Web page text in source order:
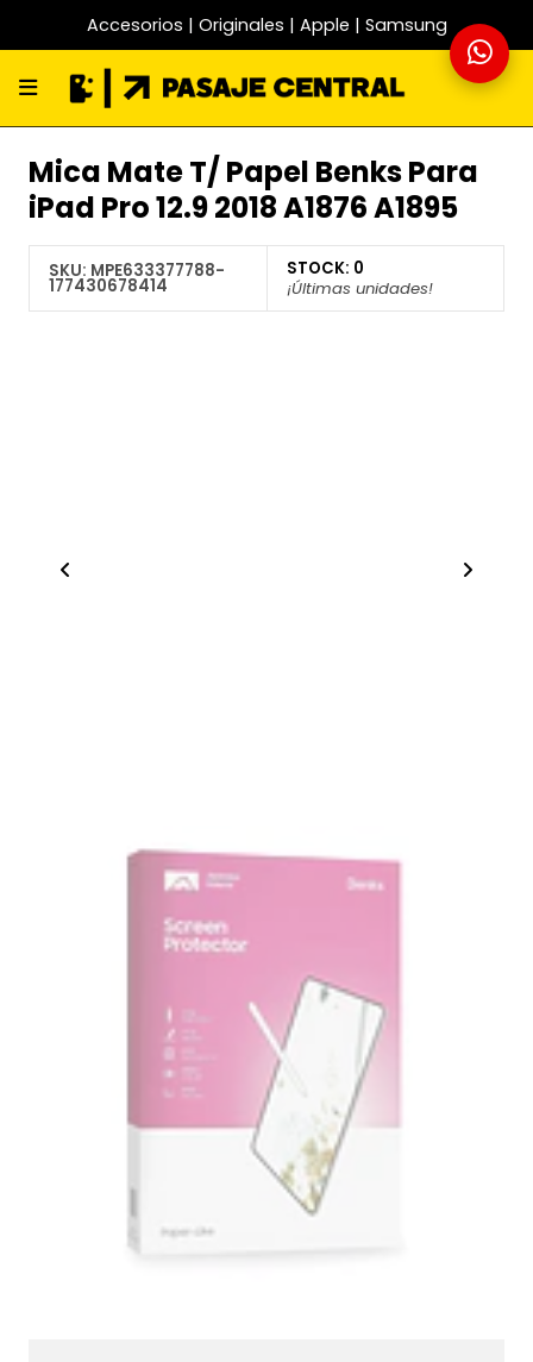
Accesorios | Originales | Apple | Samsung
Mica Mate T/ Papel Benks Para
iPad Pro 12.9 2018 A1876 A1895
SKU: MPE633377788-
177430678414
STOCK: 0
¡Últimas unidades!